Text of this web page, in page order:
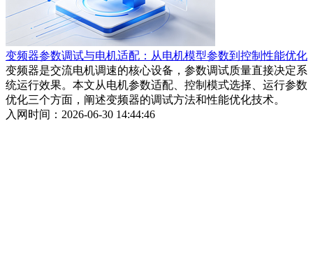
变频器参数调试与电机适配：从电机模型参数到控制性能优化
变频器是交流电机调速的核心设备，参数调试质量直接决定系
统运行效果。本文从电机参数适配、控制模式选择、运行参数
优化三个方面，阐述变频器的调试方法和性能优化技术。
入网时间：2026-06-30 14:44:46